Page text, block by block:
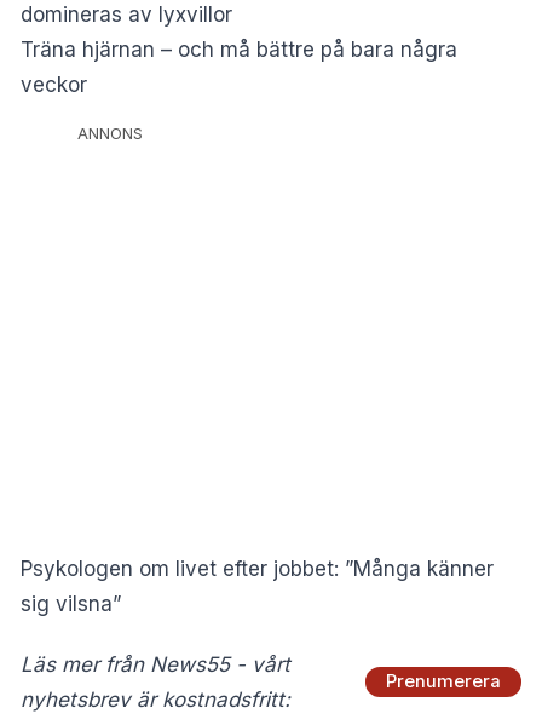
domineras av lyxvillor
Träna hjärnan – och må bättre på bara några
veckor
ANNONS
Psykologen om livet efter jobbet: ”Många känner
sig vilsna”
Läs mer från News55 - vårt
nyhetsbrev är kostnadsfritt:
Prenumerera